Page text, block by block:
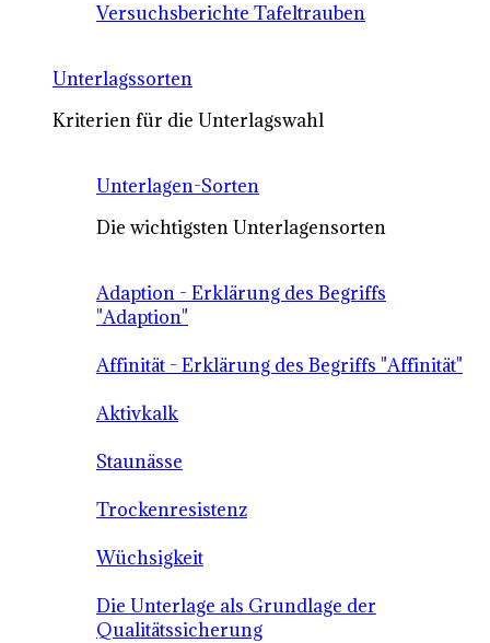
Versuchsberichte Tafeltrauben
Unterlagssorten
Kriterien für die Unterlagswahl
Unterlagen-Sorten
Die wichtigsten Unterlagensorten
Adaption - Erklärung des Begriffs
"Adaption"
Affinität - Erklärung des Begriffs "Affinität"
Aktivkalk
Staunässe
Trockenresistenz
Wüchsigkeit
Die Unterlage als Grundlage der
Qualitätssicherung